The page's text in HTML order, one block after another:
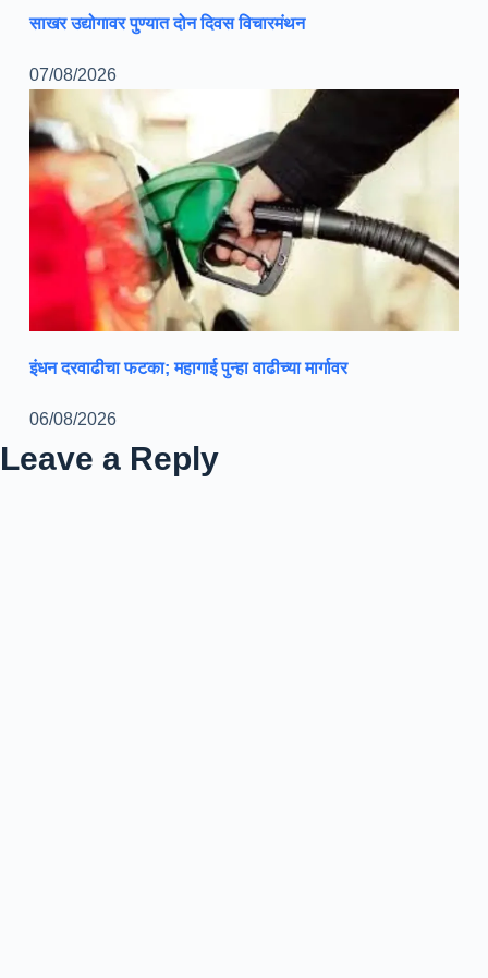
साखर उद्योगावर पुण्यात दोन दिवस विचारमंथन
07/08/2026
इंधन दरवाढीचा फटका; महागाई पुन्हा वाढीच्या मार्गावर
06/08/2026
Leave a Reply